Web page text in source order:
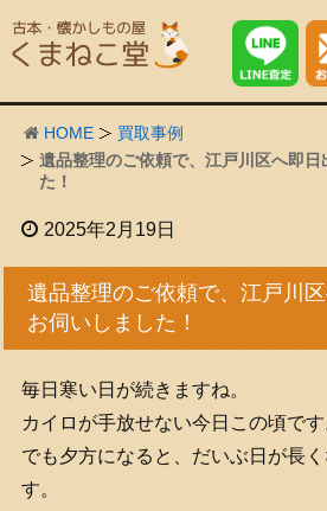
HOME
買取事例
遺品整理のご依頼で、江戸川区へ即
た！
2025年2月19日
遺品整理のご依頼で、江戸川
お伺いしました！
毎日寒い日が続きますね。
カイロが手放せない今日この頃です
でも夕方になると、だいぶ日が長
す。